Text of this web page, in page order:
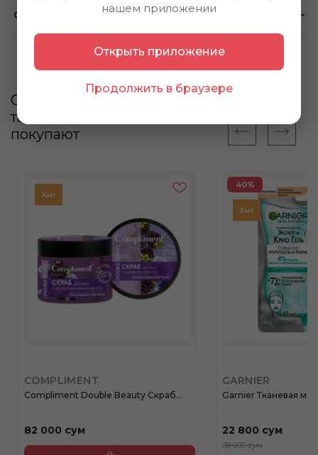
нашем приложении
Открыть приложение
Продолжить в браузере
Способ применения
С этим товаром
также
покупают
COMPLIMENT
Compliment Double Beauty Скраб...
82 000 сум
40%
GARNIER
Garnier Тканевая
22 800 сум
38 000 сум